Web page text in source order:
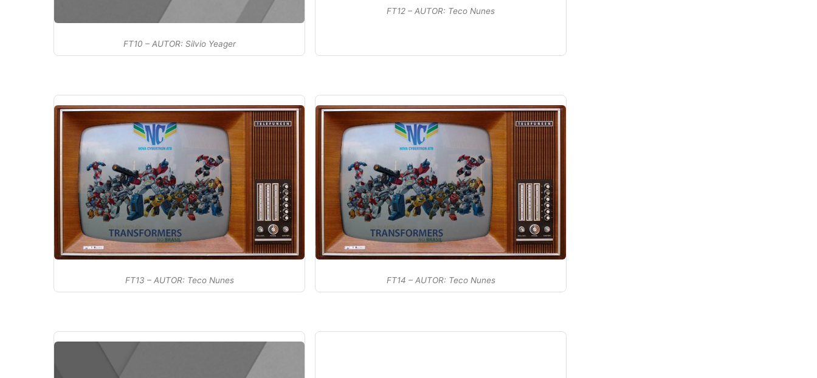
FT10 – AUTOR: Silvio Yeager
FT12 – AUTOR: Teco Nunes
FT13 – AUTOR: Teco Nunes FT14 – AUTOR: Teco Nunes